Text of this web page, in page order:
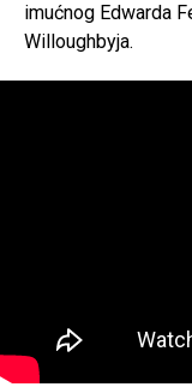
imućnog Edwarda
Willoughbyja.